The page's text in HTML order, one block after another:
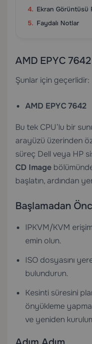
Ekran Görüntüsü
Faydalı Notlar
AMD EPYC 7642
Şunlar için geçerlidir:
AMD EPYC 7642
Bu tek CPU’lu bir
arayüzü üzerinden
süreç Dell veya HP
CD Image
başlatın, ardından
Başlamadan
IPKVM/KVM
emin olun.
ISO dosyasını
bulundurun.
Kesinti süresini
önyükleme
ve yeniden